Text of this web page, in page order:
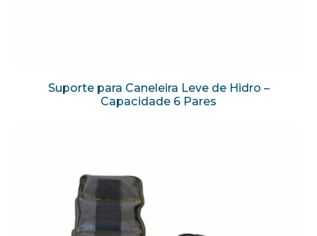
Suporte para Caneleira Leve de Hidro –
Capacidade 6 Pares